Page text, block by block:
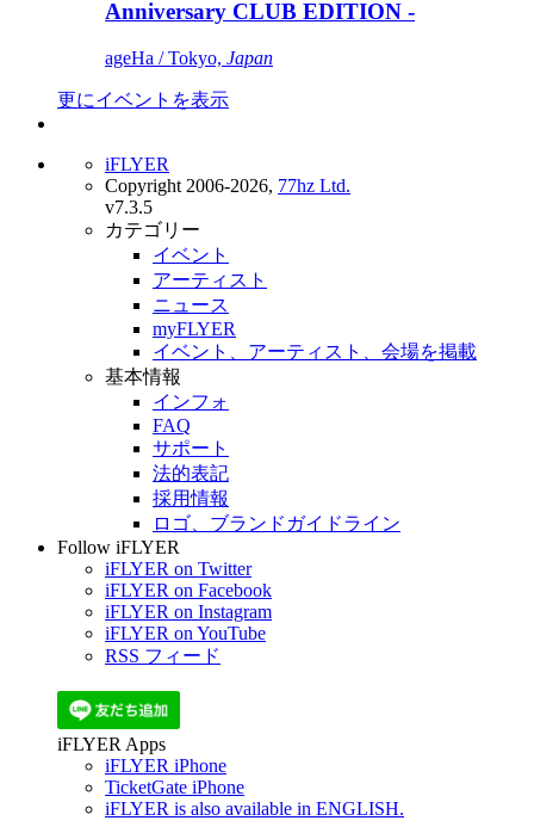
Anniversary CLUB EDITION -
ageHa / Tokyo, Japan
更にイベントを表示
iFLYER
Copyright 2006-2026, 77hz Ltd.
v7.3.5
カテゴリー
イベント
アーティスト
ニュース
myFLYER
イベント、アーティスト、会場を掲載
基本情報
インフォ
FAQ
サポート
法的表記
採用情報
ロゴ、ブランドガイドライン
Follow iFLYER
iFLYER on Twitter
iFLYER on Facebook
iFLYER on Instagram
iFLYER on YouTube
RSS フィード
iFLYER Apps
iFLYER iPhone
TicketGate iPhone
iFLYER is also available in ENGLISH.